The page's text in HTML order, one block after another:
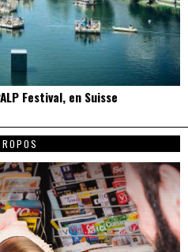
Festival, en Suisse